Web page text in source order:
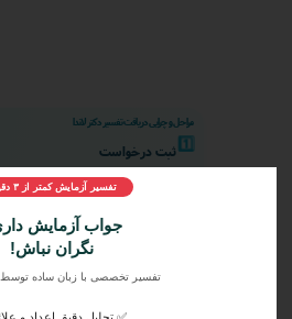
مراحل و چرایی دریافت تفسیر دکتر لاندا
1️⃣ ثبت درخواست
ارسال جواب آزمایش
دریافت تفسیر تخصصی
همه آزمایش‌های روتین و
تفسیر آزمایش کمتر از ۳ دقیقه
جواب آزمایش
نگران نباش!
تفسیر تخصصی با زبان ساده توسط